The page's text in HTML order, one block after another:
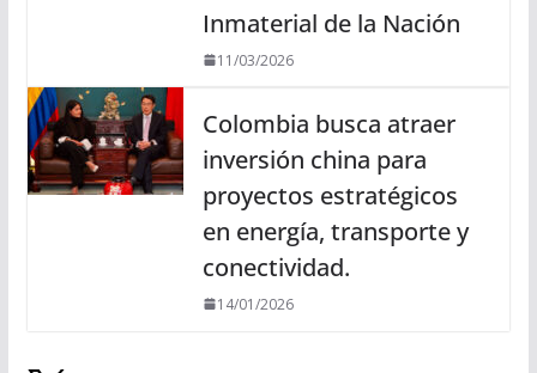
Inmaterial de la Nación
11/03/2026
Colombia busca atraer
inversión china para
proyectos estratégicos
en energía, transporte y
conectividad.
14/01/2026